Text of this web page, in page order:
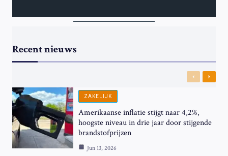
Recent nieuws
Previous
Next
ZAKELIJK
Amerikaanse inflatie stijgt naar 4,2%,
hoogste niveau in drie jaar door stijgende
brandstofprijzen
Jun 13, 2026